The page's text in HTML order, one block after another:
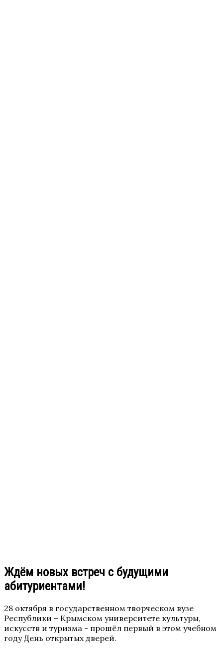
Ждём новых встреч с будущими
абитуриентами!
28 октября в государственном творческом вузе
Республики – Крымском университете культуры,
искусств и туризма - прошёл первый в этом учебном
году День открытых дверей.